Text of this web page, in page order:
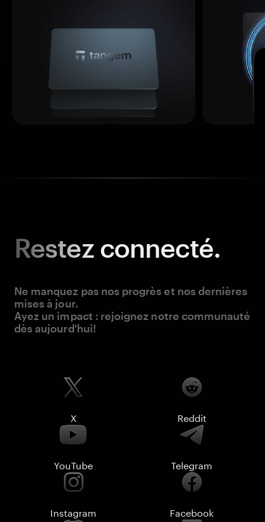
Restezconnecté.
Ne manquez pas nos progrès et nos dernières
mises à jour.
Ayez un impact : rejoignez notre communauté
dès aujourd'hui!
X Reddit
YouTube Telegram
Instagram Facebook